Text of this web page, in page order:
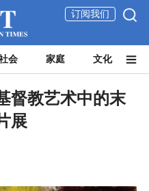
订阅我们
会 家庭 文化
教艺术中的末
展